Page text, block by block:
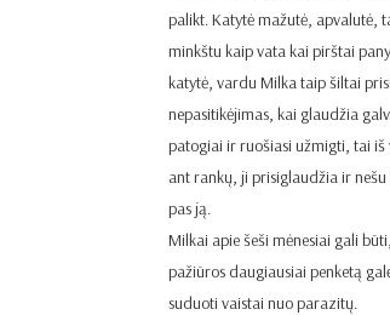
palikt. Katytė mažutė, apvalutė,
minkštu kaip vata kai pirštai
katytė, vardu Milka taip šiltai
nepasitikėjimas, kai glaudžia
patogiai ir ruošiasi užmigti, tai
ant rankų, ji prisiglaudžia ir
pas ją.
Milkai apie šeši mėnesiai gali
pažiūros daugiausiai penketą
suduoti vaistai nuo parazitų.